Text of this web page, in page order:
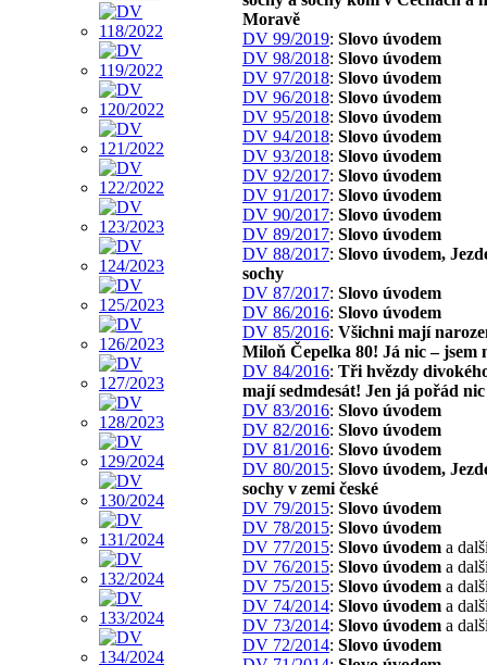
Moravě
DV 99/2019: Slovo úvodem
DV 98/2018: Slovo úvodem
DV 97/2018: Slovo úvodem
DV 96/2018: Slovo úvodem
DV 95/2018: Slovo úvodem
DV 94/2018: Slovo úvodem
DV 93/2018: Slovo úvodem
DV 92/2017: Slovo úvodem
DV 91/2017: Slovo úvodem
DV 90/2017: Slovo úvodem
DV 89/2017: Slovo úvodem
DV 88/2017: Slovo úvodem,
sochy
DV 87/2017: Slovo úvodem
DV 86/2016: Slovo úvodem
DV 85/2016: Všichni mají
Miloň Čepelka 80! Já nic – jsem
DV 84/2016: Tři hvězdy
mají sedmdesát! Jen já pořád nic
DV 83/2016: Slovo úvodem
DV 82/2016: Slovo úvodem
DV 81/2016: Slovo úvodem
DV 80/2015: Slovo úvodem,
sochy v zemi české
DV 79/2015: Slovo úvodem
DV 78/2015: Slovo úvodem
DV 77/2015: Slovo úvodem a
DV 76/2015: Slovo úvodem a
DV 75/2015: Slovo úvodem a
DV 74/2014: Slovo úvodem a
DV 73/2014: Slovo úvodem a
DV 72/2014: Slovo úvodem